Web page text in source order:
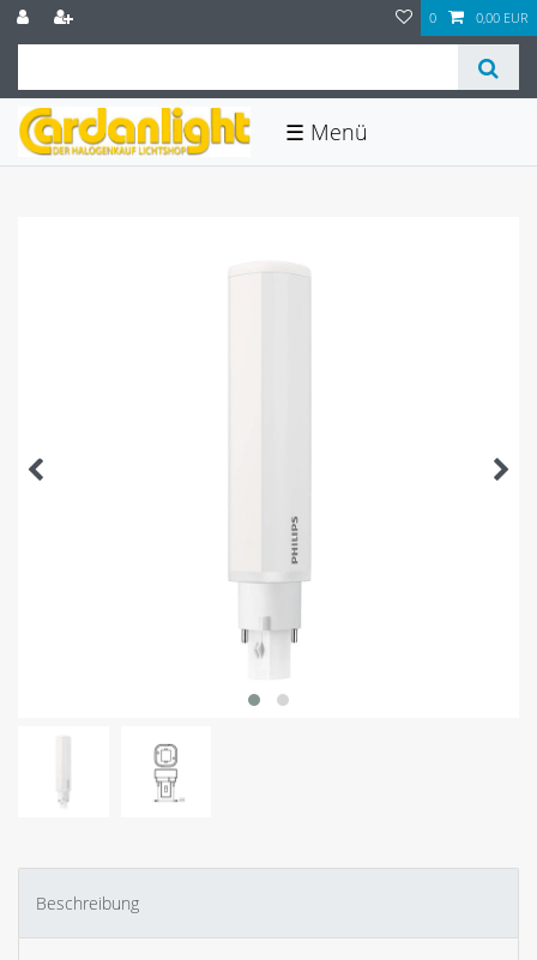
0 0,00 EUR
☰
Beschreibung